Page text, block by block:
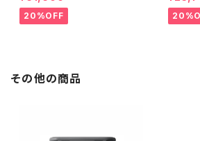
20%OFF
その他の商品